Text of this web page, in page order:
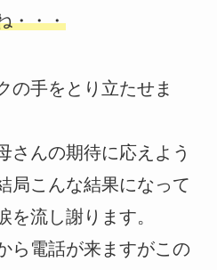
・・・
の手をとり立たせま
さんの期待に応えよう
局こんな結果になって
を流し謝ります。
ら電話が来ますがこの